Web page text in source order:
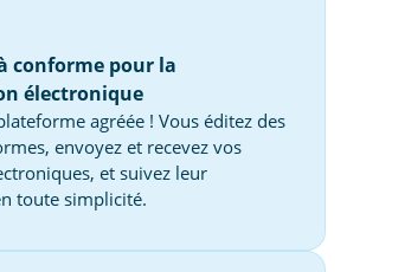
conforme pour la
électronique
agréée ! Vous éditez des
envoyez et recevez vos
et suivez leur
toute simplicité.